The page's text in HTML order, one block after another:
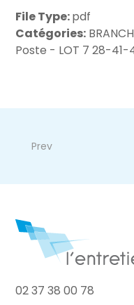
File Type:pdf
Catégories:
Poste - LOT 7 28-41-
Prev
02 37 38 00 78